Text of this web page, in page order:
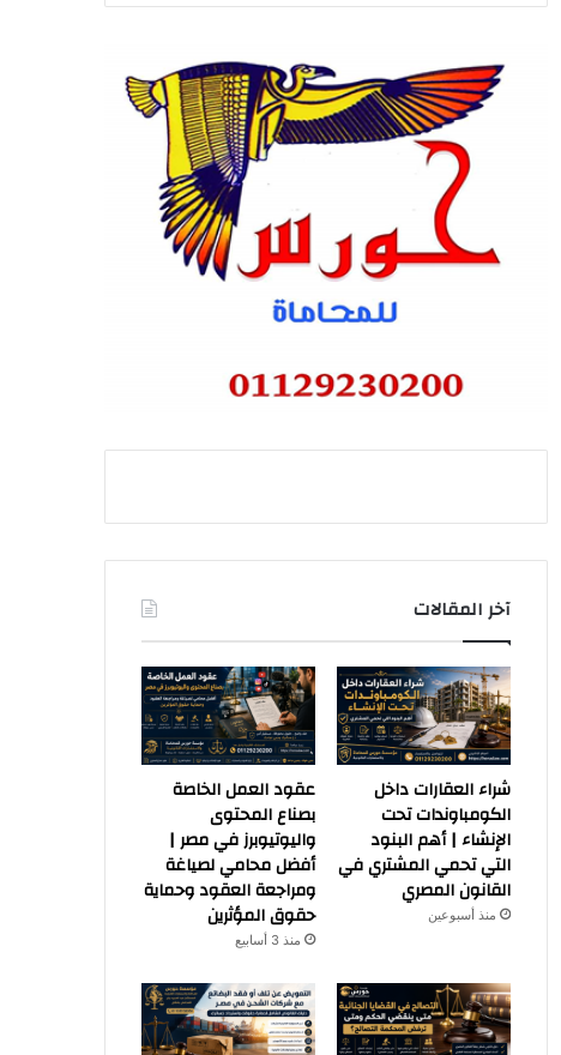
آخر المقالات
شراء العقارات داخل
الكومباوندات تحت
الإنشاء | أهم البنود
التي تحمي المشتري في
القانون المصري
منذ أسبوعين
عقود العمل الخاصة
بصناع المحتوى
واليوتيوبرز في مصر |
أفضل محامي لصياغة
ومراجعة العقود وحماية
حقوق المؤثرين
منذ 3 أسابيع